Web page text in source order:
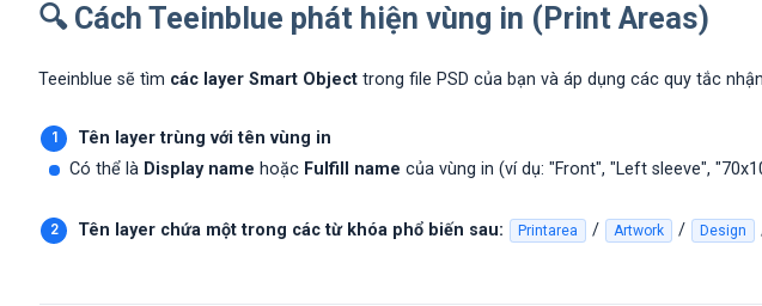
🔍 Cách Teeinblue phát hiện vùng in (Print Areas)
Teeinblue sẽ tìm các layer Smart Object trong file PSD của bạn và áp dụng các quy tắc
Tên layer trùng với tên vùng in
Có thể là Display name hoặc Fulfill name của vùng in (ví dụ: "Front", "Left sleeve",
Tên layer chứa một trong các từ khóa phổ biến sau: Printarea / Artwork / Design